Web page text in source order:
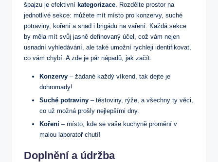
špajzu je efektivní kategorizace . Rozdělte prostor na
jednotlivé sekce: můžete mít místo pro konzervy, suché
potraviny, koření a snad i brigádu na vaření. Každá sekce
by měla mít svůj jasně definovaný účel, což vám nejen
usnadní vyhledávání, ale také umožní rychleji identifikovat,
co vám chybí. A zde je pár nápadů, jak začít:
Konzervy – žádané každý víkend, tak dejte je
dohromady!
Suché potraviny – těstoviny, rýže, a všechny ty věci,
co už možná prošly nejlepšími dny.
Koření – místo, kde se vaše kuchyně promění v
malou laboratoř chutí!
Doplnění a údržba